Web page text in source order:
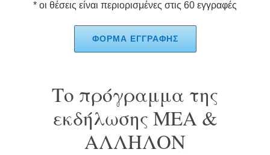
* οι θέσεις είναι περιορισμένες στις 60 εγγραφές
ΦΟΡΜΑ ΕΓΓΡΑΦΗΣ
Το πρόγραμμα της
εκδήλωσης ΜΕΑ &
ΑΛΛΗΛΟΝ